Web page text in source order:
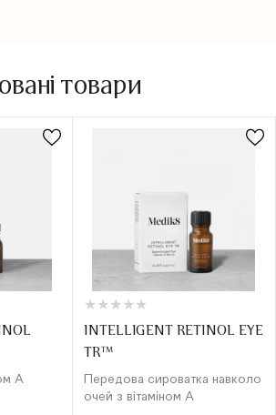
товари
А
★
★ ★
★ ★
★ ★
★ ★
★
INTELLIGENT RETINOL EYE
TR™
Передова сироватка навколо
очей з вітаміном А